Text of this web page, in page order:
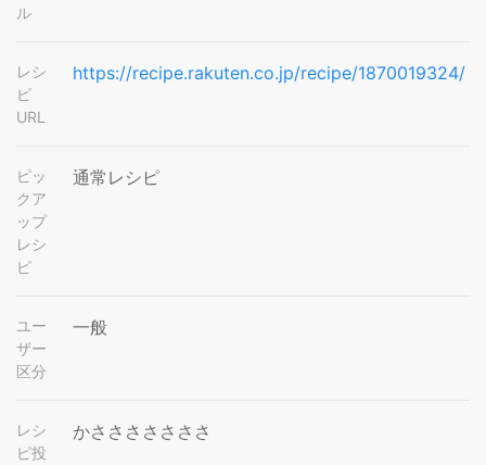
ル
レシ
ピ
URL
https://recipe.rakuten.co.jp/recipe/1870019324/
ピッ
クア
ップ
レシ
ピ
通常レシピ
ユー
ザー
区分
一般
レシ
ピ投
かさささささささ